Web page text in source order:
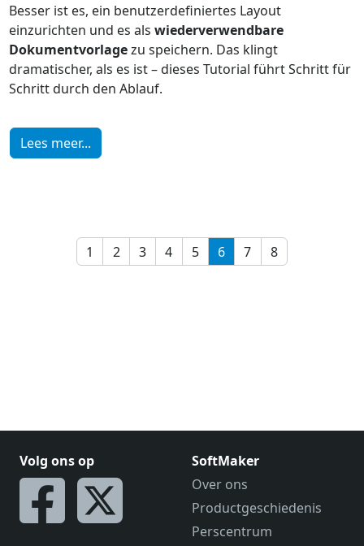
Besser ist es, ein benutzerdefiniertes Layout
einzurichten und es als wiederverwendbare
Dokumentvorlagezu speichern. Das klingt
dramatischer, als es ist – dieses Tutorial führt Schritt für
Schritt durch den Ablauf.
Lees meer...
1 2 3 4 5 6 7 8
Volg ons op
SoftMaker
Over ons
Productgeschiedenis
Perscentrum